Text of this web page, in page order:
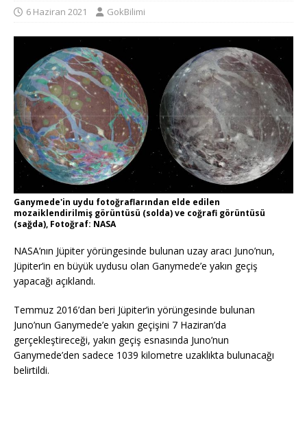
6 Haziran 2021 GokBilimi
Ganymede'in uydu fotoğraflarından elde edilen
mozaiklendirilmiş görüntüsü (solda) ve coğrafi görüntüsü
(sağda), Fotoğraf: NASA
NASA’nın Jüpiter yörüngesinde bulunan uzay aracı Juno’nun,
Jüpiter’in en büyük uydusu olan Ganymede’e yakın geçiş
yapacağı açıklandı.
Temmuz 2016’dan beri Jüpiter’in yörüngesinde bulunan
Juno’nun Ganymede’e yakın geçişini 7 Haziran’da
gerçekleştireceği, yakın geçiş esnasında Juno’nun
Ganymede’den sadece 1039 kilometre uzaklıkta bulunacağı
belirtildi.